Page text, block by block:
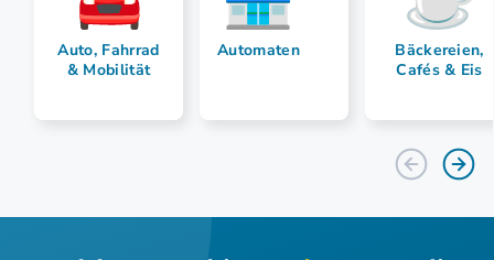
Auto, Fahrrad
& Mobilität
Automaten
Bäckereien,
Cafés & Eis